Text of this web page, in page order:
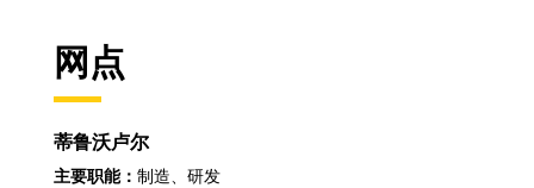
网点
蒂鲁沃卢尔
主要职能： 制造、研发